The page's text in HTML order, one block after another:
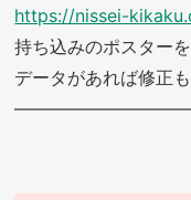
https://nissei-
持ち込みのポスター
データがあれば修正
——————————